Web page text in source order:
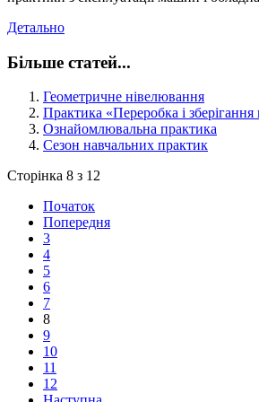
Детально
Більше статей...
Геометричне нівелювання
Практика «Переробка і
Ознайомлювальна практика
Cезон навчальних практик
Сторінка 8 з 12
Початок
Попередня
3
4
5
6
7
8
9
10
11
12